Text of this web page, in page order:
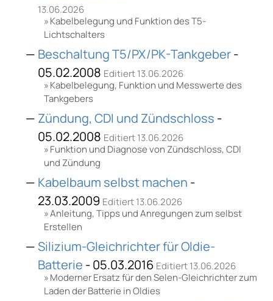
13.06.2026
Kabelbelegung und Funktion des T5-
Lichtschalters
Beschaltung T5/PX/PK-Tankgeber-
05.02.2008 Editiert 13.06.2026
Kabelbelegung, Funktion und Messwerte des
Tankgebers
Zündung, CDI und Zündschloss -
05.02.2008 Editiert 13.06.2026
Funktion und Diagnose von Zündschloss, CDI
und Zündung
Kabelbaum selbst machen -
23.03.2009 Editiert 13.06.2026
Anleitung, Tipps und Anregungen zum selbst
Erstellen
Silizium-Gleichrichter für Oldie-
Batterie - 05.03.2016 Editiert 13.06.2026
Moderner Ersatz für den Selen-Gleichrichter zum
Laden der Batterie in Oldies